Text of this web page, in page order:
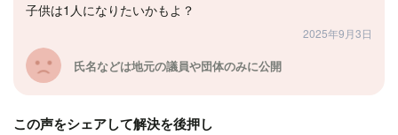
子供は1人になりたいかもよ？
2025年9月3日
氏名などは地元の議員や団体のみに公開
この声をシェアして解決を後押し